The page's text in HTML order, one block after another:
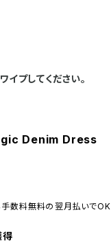
プしてください。
Denim Dress
手数料無料の 翌月払いでOK
得